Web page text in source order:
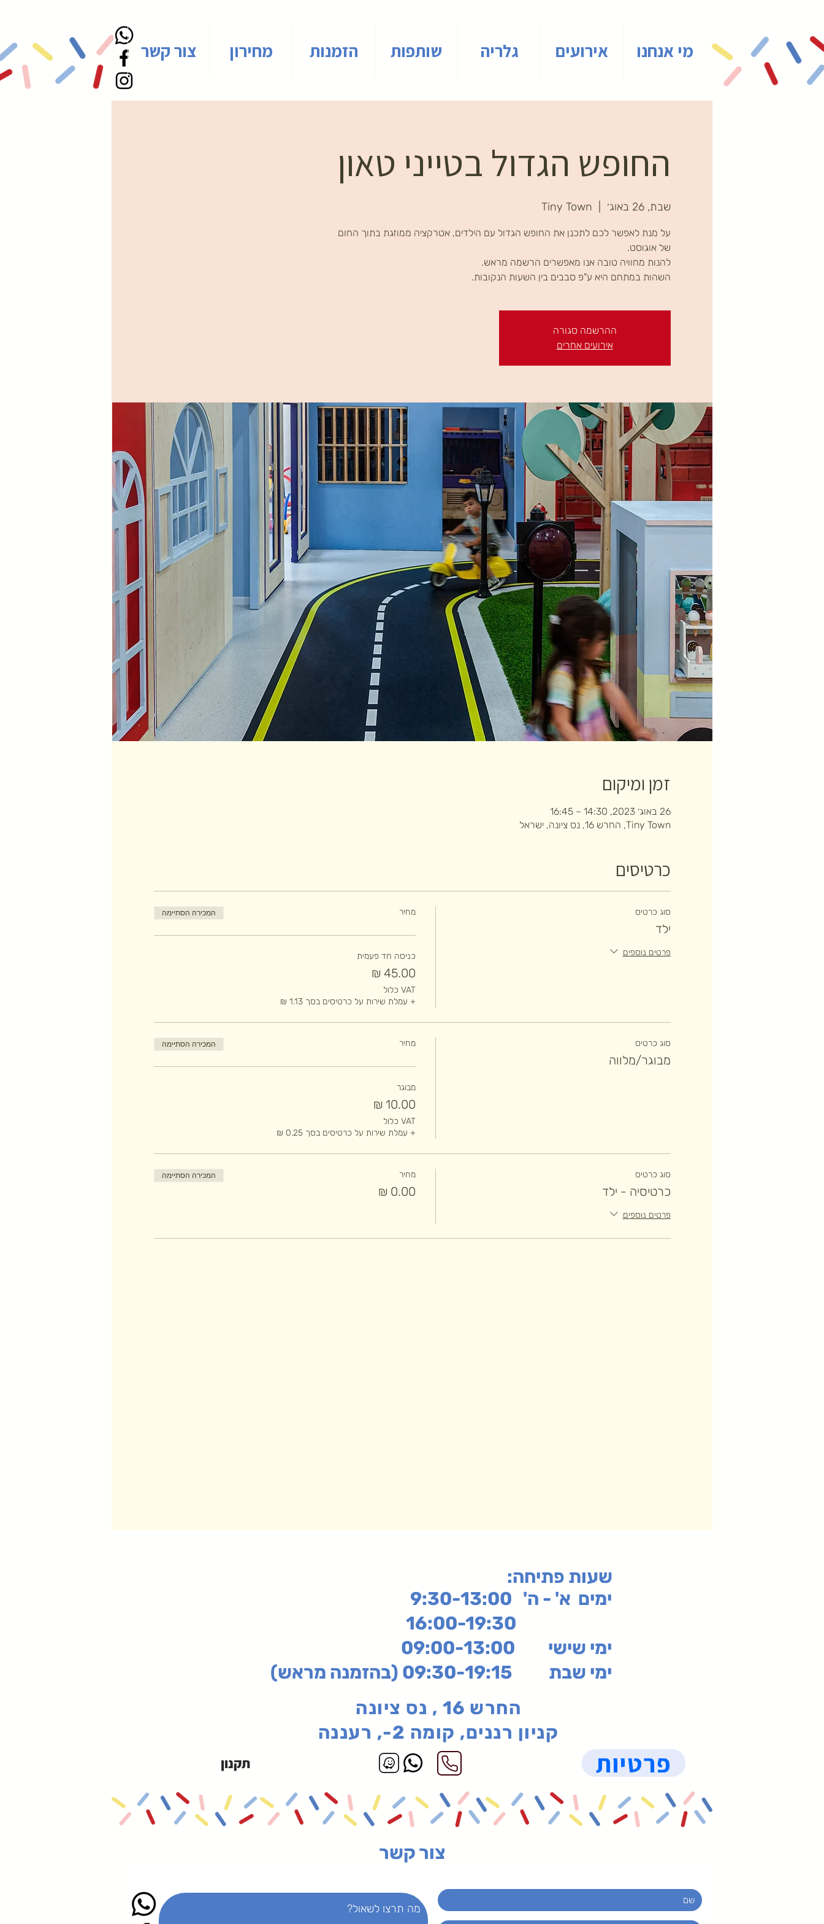
מי אנחנו אירועים גלריה שותפות הזמנות מחירון צור קשר
החופש הגדול בטייני טאון
שבת, 26 באוג׳ Tiny Town
על מנת לאפשר לכם לתכנן את החופש הגדול עם הילדים, אטרקציה ממוזגת בתוך החום
השהות במתחם היא ע"פ סבבים בין השעות הנקובות.
ההרשמה סגורה
אירועים אחרים
זמן ומיקום
26 באוג׳ 2023, 14:30 – 16:45
Tiny Town, החרש 16, נס ציונה, ישראל
כרטיסים
סוג כרטיס
ילד
פרטים נוספים
מחיר המכירה הסתיימה
כניסה חד פעמית
VAT כלול
+ עמלת שירות על כרטיסים בסך ‏1.13 ‏₪
סוג כרטיס
מבוגר/מלווה
מחיר המכירה הסתיימה
מבוגר
VAT כלול
+ עמלת שירות על כרטיסים בסך ‏0.25 ‏₪
סוג כרטיס
כרטיסיה - ילד
פרטים נוספים
מחיר המכירה הסתיימה
:שעות פתיחה
ימים א' - ה' 9:30-13:00
ימי שישי 09:00-13:00
ימי שבת 09:30-19:15 (בהזמנה מראש)
החרש 16 , נס ציונה
קניון רננים, קומה 2-, רעננה
תקנון פרטיות
צור קשר